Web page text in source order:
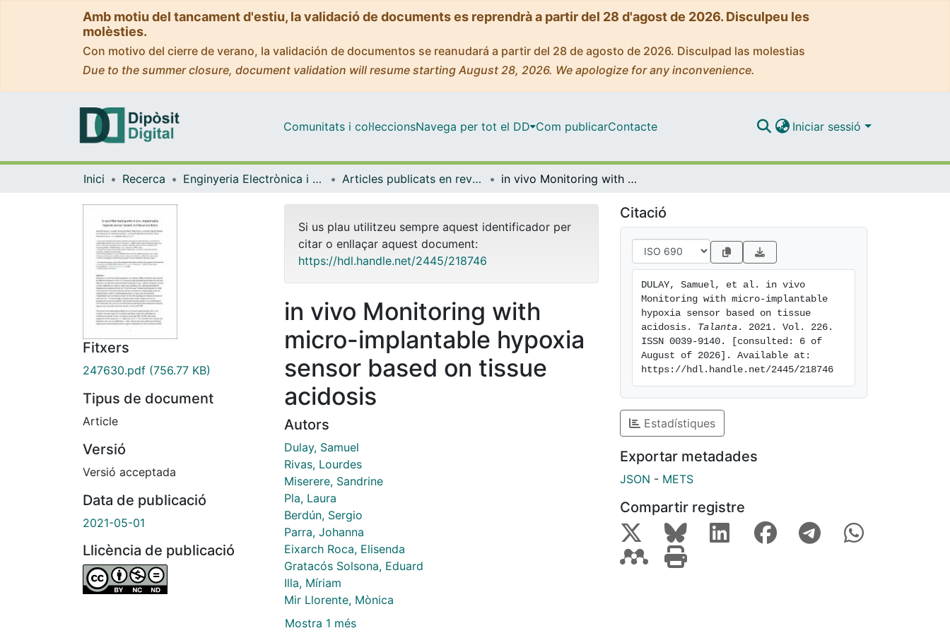
Amb motiu del tancament d'estiu, la validació de documents es reprendrà a partir del 28 d'agost de 2026. Disculpeu les
molèsties.
Con motivo del cierre de verano, la validación de documentos se reanudará a partir del 28 de agosto de 2026. Disculpad las molestias
Due to the summer closure, document validation will resume starting August 28, 2026. We apologize for any inconvenience.
Comunitats i col·leccionsNavega per tot el DD Com publicarContacte Iniciar sessió
Inici Recerca Enginyeria Electrònica i Biomèdica Articles publicats en revistes (Enginyeria Electrònica i Biomèdica) in vivo Monitoring with micro-implantable hypoxia sensor based on tissue acidosis
Fitxers
247630.pdf (756.77 KB)
Tipus de document
Article
Versió
Versió acceptada
Data de publicació
2021-05-01
Llicència de publicació
Si us plau utilitzeu sempre aquest identificador per
citar o enllaçar aquest document:
https://hdl.handle.net/2445/218746
in vivo Monitoring with
micro-implantable hypoxia
sensor based on tissue
acidosis
Autors
Dulay, Samuel
Rivas, Lourdes
Miserere, Sandrine
Pla, Laura
Berdún, Sergio
Parra, Johanna
Eixarch Roca, Elisenda
Gratacós Solsona, Eduard
Illa, Míriam
Mir Llorente, Mònica
Mostra 1 més
Citació
DULAY, Samuel, et al. in vivo
Monitoring with micro-implantable
hypoxia sensor based on tissue
acidosis. Talanta . 2021. Vol. 226.
ISSN 0039-9140. [consulted: 6 of
August of 2026]. Available at:
https://hdl.handle.net/2445/218746
Estadístiques
Exportar metadades
JSON - METS
Compartir registre